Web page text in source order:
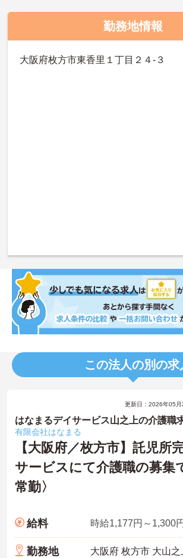
勤務地情報
大阪府枚方市東香里１丁目２４-３
この法人の別の求
更新日：2026年05
はなまるデイサービス山之上の介護職
有限会社はなまる
【大阪府／枚方市】託児所
サービスにて介護職の募集
常勤〉
給料 時給1,177円～1,300円
勤務地